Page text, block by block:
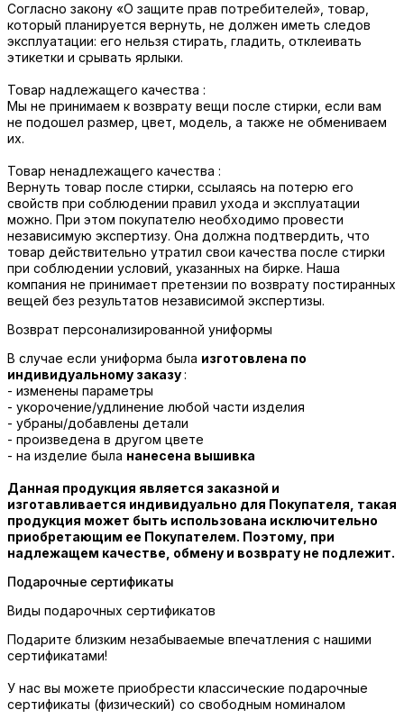
Согласно закону «О защите прав потребителей», товар,
который планируется вернуть, не должен иметь следов
эксплуатации: его нельзя стирать, гладить, отклеивать
этикетки и срывать ярлыки.
Товар надлежащего качества :
Мы не принимаем к возврату вещи после стирки, если вам
не подошел размер, цвет, модель, а также не обмениваем
их.
Товар ненадлежащего качества :
Вернуть товар после стирки, ссылаясь на потерю его
свойств при соблюдении правил ухода и эксплуатации
можно. При этом покупателю необходимо провести
независимую экспертизу. Она должна подтвердить, что
товар действительно утратил свои качества после стирки
при соблюдении условий, указанных на бирке. Наша
компания не принимает претензии по возврату постиранных
вещей без результатов независимой экспертизы.
Возврат персонализированной униформы
В случае если униформа была изготовлена по
индивидуальному заказу:
- изменены параметры
- укорочение/удлинение любой части изделия
- убраны/добавлены детали
- произведена в другом цвете
- на изделие была нанесена вышивка
Данная продукция является заказной и
изготавливается индивидуально для Покупателя, такая
продукция может быть использована исключительно
приобретающим ее Покупателем. Поэтому, при
надлежащем качестве, обмену и возврату не подлежит.
Подарочные сертификаты
Виды подарочных сертификатов
Подарите близким незабываемые впечатления с нашими
сертификатами!
У нас вы можете приобрести классические подарочные
сертификаты (физический) со свободным номиналом